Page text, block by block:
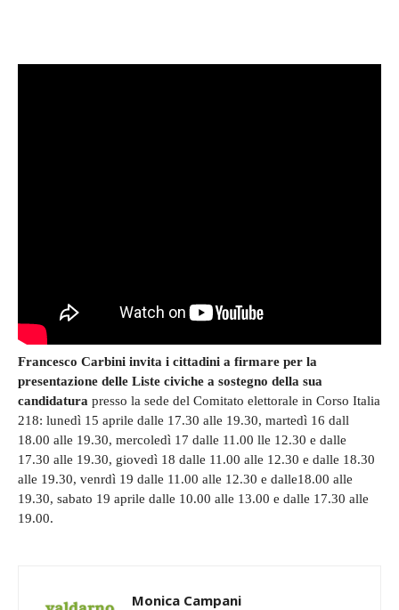
Francesco Carbini invita i cittadini a firmare per la
presentazione delle Liste civiche a sostegno della sua
candidatura presso la sede del Comitato elettorale in Corso Italia
218: lunedì 15 aprile dalle 17.30 alle 19.30, martedì 16 dall
18.00 alle 19.30, mercoledì 17 dalle 11.00 lle 12.30 e dalle
17.30 alle 19.30, giovedì 18 dalle 11.00 alle 12.30 e dalle 18.30
alle 19.30, venrdì 19 dalle 11.00 alle 12.30 e dalle18.00 alle
19.30, sabato 19 aprile dalle 10.00 alle 13.00 e dalle 17.30 alle
19.00.
Monica Campani